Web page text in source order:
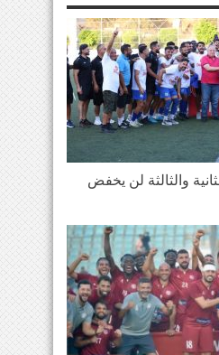
والثالثة لن يخفض